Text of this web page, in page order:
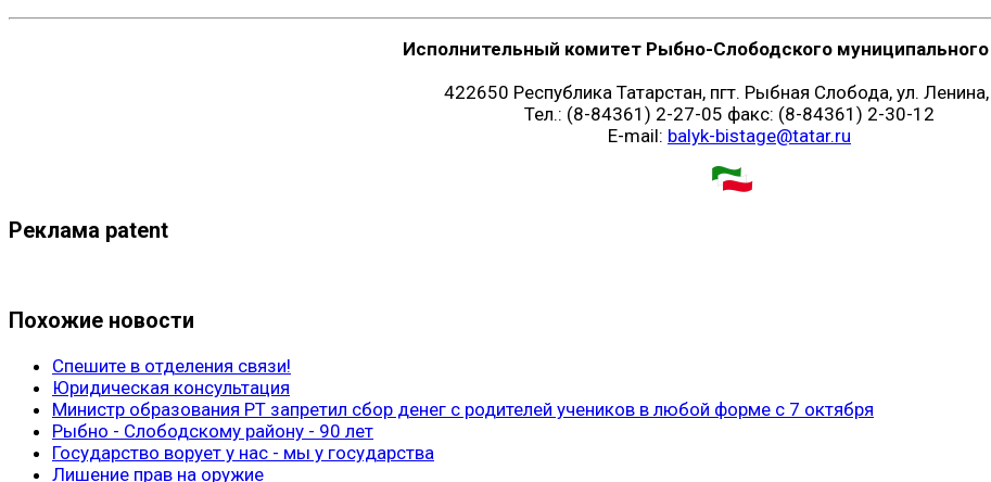
Исполнительный комитет Рыбно-Слободского муниципального
422650 Республика Татарстан, пгт. Рыбная Слобода, ул.
Тел.: (8-84361) 2-27-05 факс: (8-84361) 2-30-12
E-mail: balyk-bistage@tatar.ru
Реклама patent
Похожие новости
Спешите в отделения связи!
Юридическая консультация
Министр образования РТ запретил сбор денег с родителей учеников в любой форме с 7 октября
Рыбно - Слободскому району - 90 лет
Государство ворует у нас - мы у государства
Лишение прав на оружие